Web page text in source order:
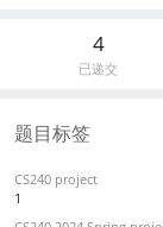
4
已递交
题目标签
CS240 project
1